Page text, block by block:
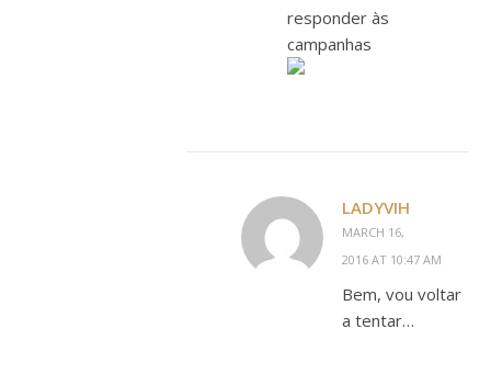
responder às
campanhas
LADYVIH
MARCH 16,
2016 AT 10:47 AM
Bem, vou voltar
a tentar…